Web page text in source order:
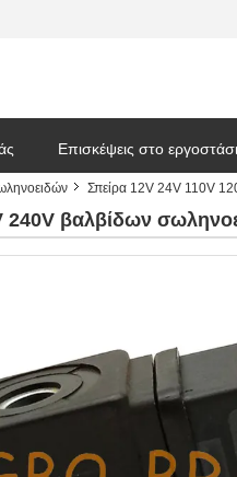
Επισκέψεις στο
Ειδήσεις
Σπείρα 12V 24V 110V
240V βαλβίδων